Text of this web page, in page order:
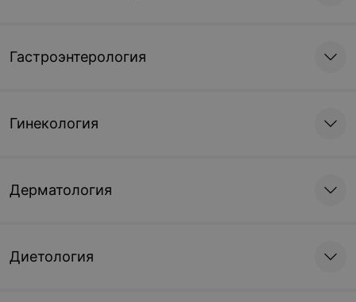
Гастроэнтерология
Гинекология
Дерматология
Диетология